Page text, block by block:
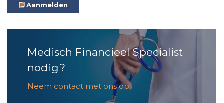
Aanmelden
Medisch Financieel Specialist
nodig?
Neem contact met ons op!